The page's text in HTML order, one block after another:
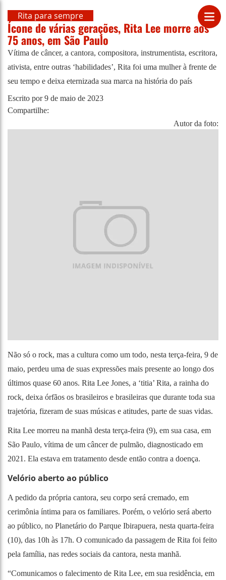
Rita para sempre
Ícone de várias gerações, Rita Lee morre aos
75 anos, em São Paulo
Vítima de câncer, a cantora, compositora, instrumentista, escritora,
ativista, entre outras ‘habilidades’, Rita foi uma mulher à frente de
seu tempo e deixa eternizada sua marca na história do país
Escrito por9 de maio de 2023
Compartilhe:
Autor da foto:
Não só o rock, mas a cultura como um todo, nesta terça-feira, 9 de
maio, perdeu uma de suas expressões mais presente ao longo dos
últimos quase 60 anos. Rita Lee Jones, a ‘titia’ Rita, a rainha do
rock, deixa órfãos os brasileiros e brasileiras que durante toda sua
trajetória, fizeram de suas músicas e atitudes, parte de suas vidas.
Rita Lee morreu na manhã desta terça-feira (9), em sua casa, em
São Paulo, vítima de um câncer de pulmão, diagnosticado em
2021. Ela estava em tratamento desde então contra a doença.
Velório aberto ao público
A pedido da própria cantora, seu corpo será cremado, em
cerimônia íntima para os familiares. Porém, o velório será aberto
ao público, no Planetário do Parque Ibirapuera, nesta quarta-feira
(10), das 10h às 17h. O comunicado da passagem de Rita foi feito
pela família, nas redes sociais da cantora, nesta manhã.
“Comunicamos o falecimento de Rita Lee, em sua residência, em